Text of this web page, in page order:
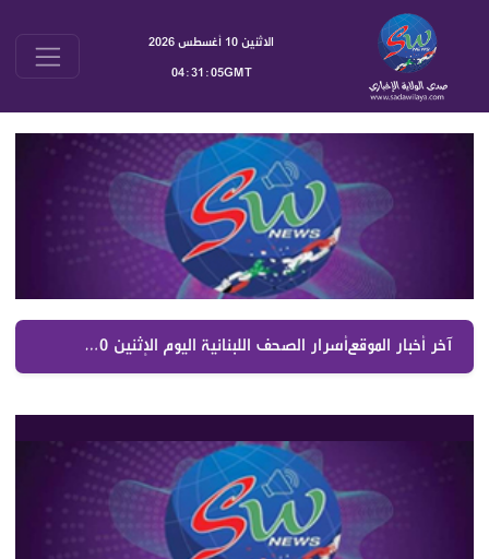
الاثنين 10 أغسطس 2026
04:31:05GMT
آخر أخبار الموقع : أسرار الصحف اللبنانية اليوم الإثنين 10 آب 2026 خريطة الضم والجيش والكهرباء